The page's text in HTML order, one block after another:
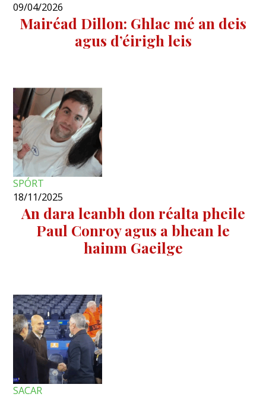
09/04/2026
Mairéad Dillon: Ghlac mé an deis
agus d’éirigh leis
SPÓRT
18/11/2025
An dara leanbh don réalta pheile
Paul Conroy agus a bhean le
hainm Gaeilge
SACAR